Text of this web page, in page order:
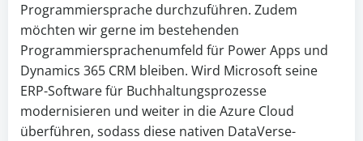
Programmiersprache durchzuführen. Zudem
möchten wir gerne im bestehenden
Programmiersprachenumfeld für Power Apps und
Dynamics 365 CRM bleiben. Wird Microsoft seine
ERP-Software für Buchhaltungsprozesse
modernisieren und weiter in die Azure Cloud
überführen, sodass diese nativen DataVerse-